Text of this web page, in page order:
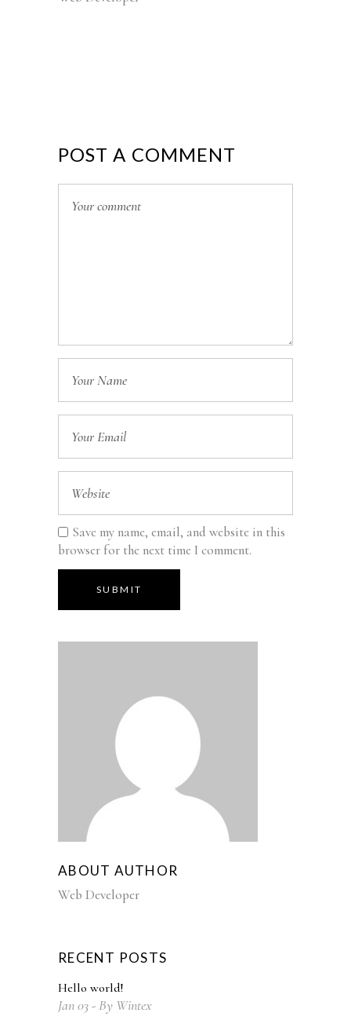
POST A COMMENT
Save my name, email, and website in this
browser for the next time I comment.
SUBMIT
ABOUT AUTHOR
Web Developer
RECENT POSTS
Hello world!
Jan03 By Wintex